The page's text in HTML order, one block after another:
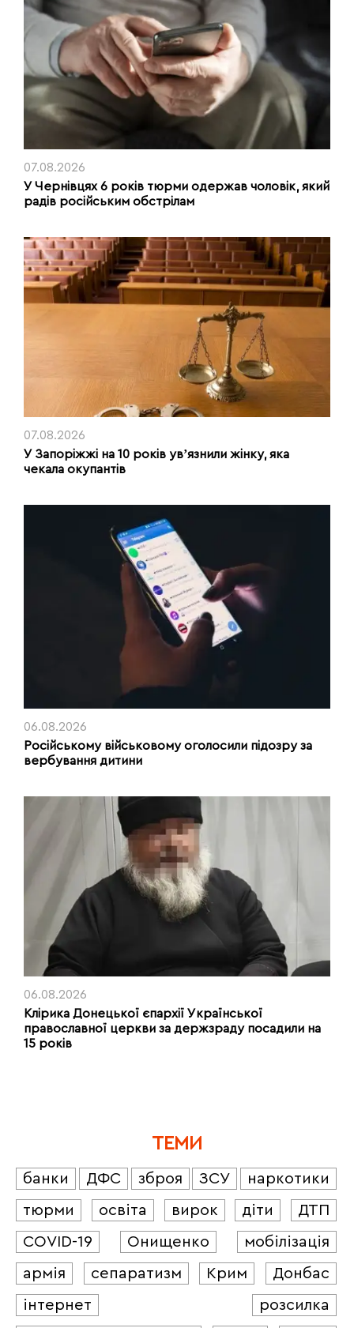
07.08.2026
У Чернівцях 6 років тюрми одержав чоловік, який
радів російським обстрілам
07.08.2026
У Запоріжжі на 10 років увʼязнили жінку, яка
чекала окупантів
06.08.2026
Російському військовому оголосили підозру за
вербування дитини
06.08.2026
Клірика Донецької єпархії Української
православної церкви за держзраду посадили на
15 років
ТЕМИ
банки ДФС зброя ЗСУ
наркотики
тюрми
освіта вирок діти
ДТП
COVID-19
Онищенко
мобілізація
армія
сепаратизм Крим
Донбас
інтернет
розсилка